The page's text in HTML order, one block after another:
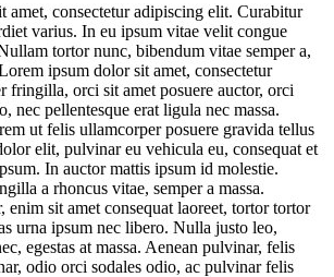
amet, consectetur adipiscing elit. Curabitur
varius. In eu ipsum vitae velit congue
tortor nunc, bibendum vitae semper a,
ipsum dolor sit amet, consectetur
fringilla, orci sit amet posuere auctor, orci
nec pellentesque erat ligula nec massa.
ut felis ullamcorper posuere gravida tellus
elit, pulvinar eu vehicula eu, consequat et
In auctor mattis ipsum id molestie.
a rhoncus vitae, semper a massa.
enim sit amet consequat laoreet, tortor tortor
urna ipsum nec libero. Nulla justo leo,
egestas at massa. Aenean pulvinar, felis
odio orci sodales odio, ac pulvinar felis